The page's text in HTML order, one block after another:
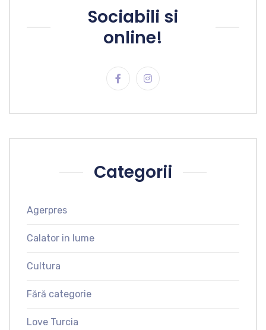
Sociabili si
online!
Categorii
Agerpres
Calator in lume
Cultura
Fără categorie
Love Turcia